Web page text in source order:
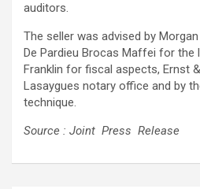
auditors.
The seller was advised by
De Pardieu Brocas Maffei for the
Franklin for fiscal aspects, Ernst
Lasaygues notary office and by
technique.
Source : Joint Press Release